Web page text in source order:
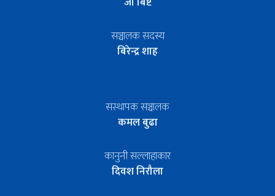
सञ्चालक सदस्य
बिरेन्द्र शाह
सस्थापक सञ्चालक
कमल बुढा
कानुनी सल्लाहाकार
दिवश निरौला